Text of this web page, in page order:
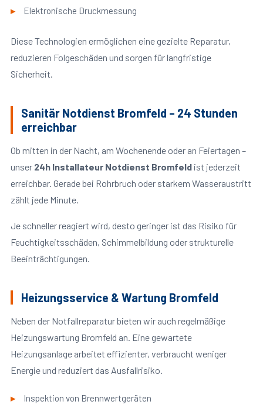
Elektronische Druckmessung
Diese Technologien ermöglichen eine gezielte Reparatur,
reduzieren Folgeschäden und sorgen für langfristige
Sicherheit.
Sanitär Notdienst Bromfeld – 24 Stunden
erreichbar
Ob mitten in der Nacht, am Wochenende oder an Feiertagen –
unser 24h Installateur Notdienst Bromfeldist jederzeit
erreichbar. Gerade bei Rohrbruch oder starkem Wasseraustritt
zählt jede Minute.
Je schneller reagiert wird, desto geringer ist das Risiko für
Feuchtigkeitsschäden, Schimmelbildung oder strukturelle
Beeinträchtigungen.
Heizungsservice & Wartung Bromfeld
Neben der Notfallreparatur bieten wir auch regelmäßige
Heizungswartung Bromfeld an. Eine gewartete
Heizungsanlage arbeitet effizienter, verbraucht weniger
Energie und reduziert das Ausfallrisiko.
Inspektion von Brennwertgeräten